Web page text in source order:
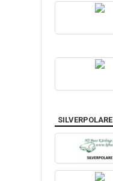
SILVERPOLARE